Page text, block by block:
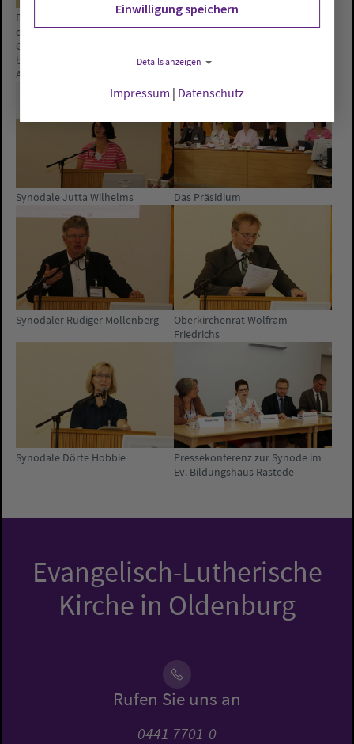
Die Gleichstellungsbeauftragte
der oldenburgischen Kirche,
Gabriele Rüsch-Tillmanns,
berichtet aus ihrem
Arbeitsbereich.
Die Beauftragte für Umwelt,
Klimaschutz und Energie in der
Kristine Ambrosy-Schütze, stellt
Synodale Jutta Wilhelms Das Präsidium
Synodaler Rüdiger Möllenberg
Oberkirchenrat Wolfram
Friedrichs
Synodale Dörte Hobbie
Pressekonferenz zur Synode im
Ev. Bildungshaus Rastede
Evangelisch-Lutherische
Kirche in Oldenburg
Rufen Sie uns an
0441 7701-0
Einwilligung speichern
Details anzeigen
Impressum | Datenschutz